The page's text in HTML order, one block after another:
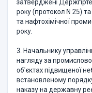
затверджені
року (протокол N 25)
та нафтохімічної
року.
3. Начальнику
нагляду за
об'єктах підвищеної
встановленому
наказу на державну